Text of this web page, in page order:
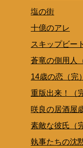
塩の街
十億のアレ
スキップビート
蒼竜の側用人
14歳の恋（完）
重版出来！（
咲良の居酒屋
素敵な彼氏（
執事たちの沈